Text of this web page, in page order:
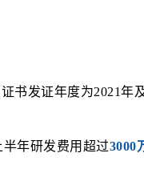
书发证年度为2021年
半年研发费用超过3000